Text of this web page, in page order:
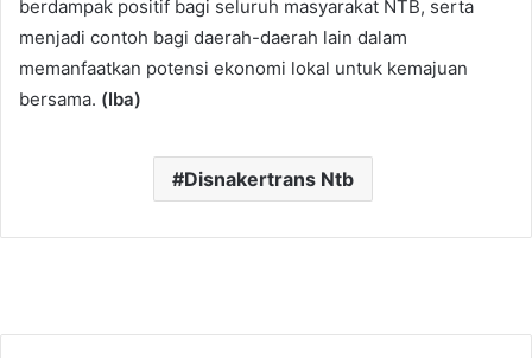
berdampak positif bagi seluruh masyarakat NTB, serta
menjadi contoh bagi daerah-daerah lain dalam
memanfaatkan potensi ekonomi lokal untuk kemajuan
bersama. (Iba)
Disnakertrans Ntb